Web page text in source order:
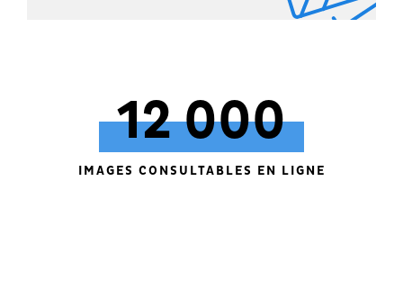
12 000
IMAGES CONSULTABLES EN LIGNE